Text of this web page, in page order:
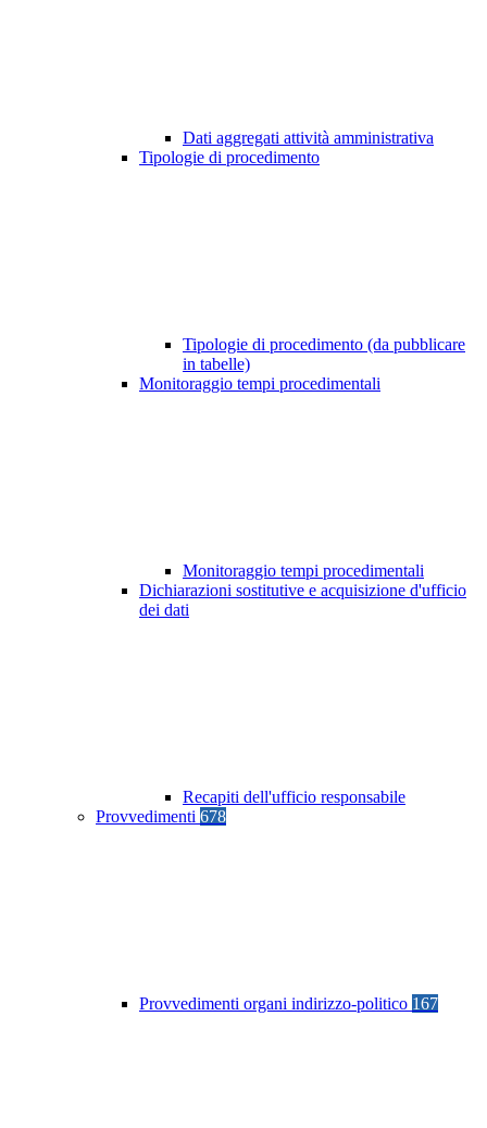
Dati aggregati attività amministrativa
Tipologie di procedimento
Tipologie di procedimento (da pubblicare
in tabelle)
Monitoraggio tempi procedimentali
Monitoraggio tempi procedimentali
Dichiarazioni sostitutive e acquisizione d'ufficio
dei dati
Recapiti dell'ufficio responsabile
Provvedimenti 678
Provvedimenti organi indirizzo-politico 167